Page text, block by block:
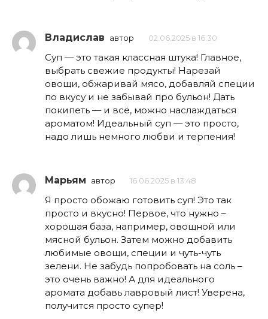
Владислав автор 02.06.2025 в 16:30
Суп — это такая классная штука! Главное,
выбрать свежие продукты! Нарезай
овощи, обжаривай мясо, добавляй специи
по вкусу и не забывай про бульон! Дать
покипеть — и всё, можно наслаждаться
ароматом! Идеальный суп — это просто,
надо лишь немного любви и терпения!
Марьям автор 16.06.2025 в 13:48
Я просто обожаю готовить суп! Это так
просто и вкусно! Первое, что нужно –
хорошая база, например, овощной или
мясной бульон. Затем можно добавить
любимые овощи, специи и чуть-чуть
зелени. Не забудь попробовать на соль –
это очень важно! А для идеального
аромата добавь лавровый лист! Уверена,
получится просто супер!